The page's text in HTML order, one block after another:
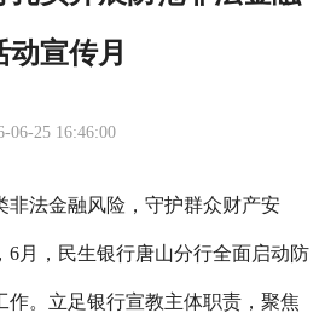
动宣传月
06-25 16:46:00
非法金融风险，守护群众财产安
6月， 民生银行唐山分行全面启动防
作。立足银行宣教主体职责，聚焦